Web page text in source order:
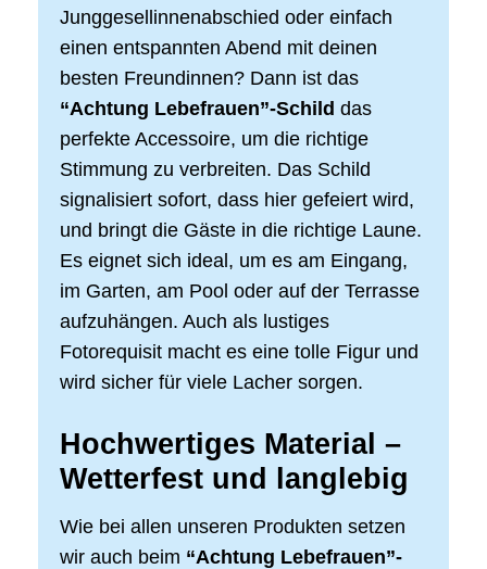
Junggesellinnenabschied oder einfach
einen entspannten Abend mit deinen
besten Freundinnen? Dann ist das
“Achtung Lebefrauen”-Schild das
perfekte Accessoire, um die richtige
Stimmung zu verbreiten. Das Schild
signalisiert sofort, dass hier gefeiert wird,
und bringt die Gäste in die richtige Laune.
Es eignet sich ideal, um es am Eingang,
im Garten, am Pool oder auf der Terrasse
aufzuhängen. Auch als lustiges
Fotorequisit macht es eine tolle Figur und
wird sicher für viele Lacher sorgen.
Hochwertiges Material –
Wetterfest und langlebig
Wie bei allen unseren Produkten setzen
wir auch beim “Achtung Lebefrauen”-